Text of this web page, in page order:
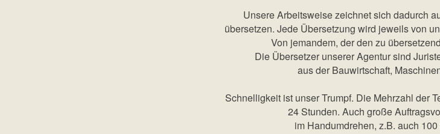
Unsere Arbeitsweise zeichnet sich dadurch
übersetzen. Jede Übersetzung wird jeweils von
Von jemandem, der den zu
Die Übersetzer unserer Agentur sind
aus der Bauwirtschaft,
Schnelligkeit ist unser Trumpf. Die Mehrzahl der
24 Stunden. Auch große
im Handumdrehen, z.B. auch